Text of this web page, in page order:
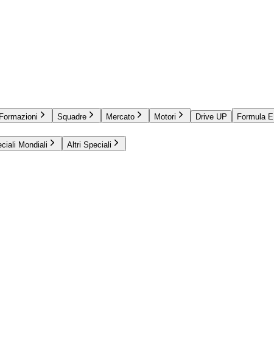
Squadre Mercato Motori Drive UP Formula E
Mondiali Altri Speciali